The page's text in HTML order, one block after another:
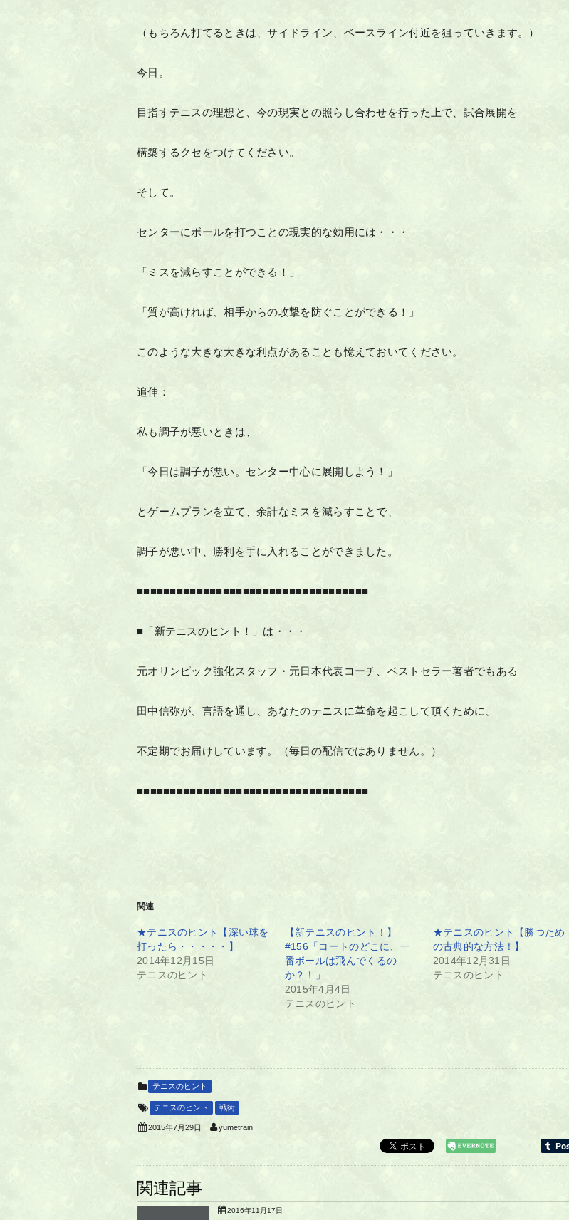
（もちろん打てるときは、サイドライン、ベースライン付近を狙っていきます。）
今日。
目指すテニスの理想と、今の現実との照らし合わせを行った上で、試合展開を
構築するクセをつけてください。
そして。
センターにボールを打つことの現実的な効用には・・・
「ミスを減らすことができる！」
「質が高ければ、相手からの攻撃を防ぐことができる！」
このような大きな大きな利点があることも憶えておいてください。
追伸：
私も調子が悪いときは、
「今日は調子が悪い。センター中心に展開しよう！」
とゲームプランを立て、余計なミスを減らすことで、
調子が悪い中、勝利を手に入れることができました。
■■■■■■■■■■■■■■■■■■■■■■■■■■■■■■■■■■■
■「新テニスのヒント！」は・・・
元オリンピック強化スタッフ・元日本代表コーチ、ベストセラー著者でもある
田中信弥が、言語を通し、あなたのテニスに革命を起こして頂くために、
不定期でお届けしています。（毎日の配信ではありません。）
■■■■■■■■■■■■■■■■■■■■■■■■■■■■■■■■■■■
関連
★テニスのヒント【深い球を
打ったら・・・・・】
2014年12月15日
テニスのヒント
【新テニスのヒント！】
#156「コートのどこに、一
番ボールは飛んでくるの
か？！」
2015年4月4日
テニスのヒント
★テニスのヒント【勝つため
の古典的な方法！】
2014年12月31日
テニスのヒント
テニスのヒント
テニスのヒント 戦術
2015年7月29日 yumetrain
関連記事
2016年11月17日